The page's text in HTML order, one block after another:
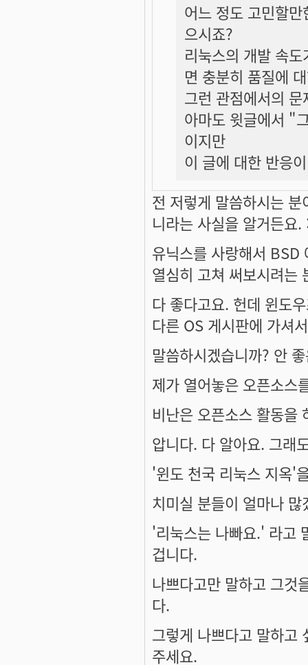
어느 정도 고민할
으시죠?
리눅스의 개발 속
면 충분히 품질에
그런 관점에서의
아마도 윗글에서 "
이지만
이 글에 대한 반응
전 저렇게 말씀하시는
니라는 사실을 알거든요.
유닉스를 사랑해서
열심히 고쳐 써보시려는
다 좋다고요. 헌데 윈도
다른 OS 게시판에 가셔
말씀하시겠습니까? 안
제가 열어놓은 오픈소스
비난은 오픈소스 활동을
압니다. 다 알아요. 그래
'윈도 천국 리눅스 지옥'
치미실 분들이 얼마나 많
'리눅스는 나빠요.' 라고
겁니다.
나쁘다고만 말하고 그것
다.
그렇게 나쁘다고 말하고
주세요.